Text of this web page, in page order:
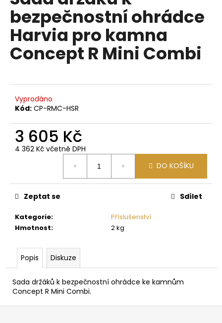
0,0
5
hvězdiček.
bezpečnostní ohrádce
Harvia pro kamna
Concept R Mini Combi
Vyprodáno
Kód: CP-RMC-HSR
3 605 Kč
4 362 Kč včetně DPH
DO KOŠÍKU
Kategorie:
Příslušenství
Hmotnost: 2 kg
Zeptat se Sdílet
Popis Diskuze
Sada držáků k bezpečnostní ohrádce ke kamnům
Concept R Mini Combi.
a
j
í
t
?
o
u
č
u
m
e
DVEŘE
Z